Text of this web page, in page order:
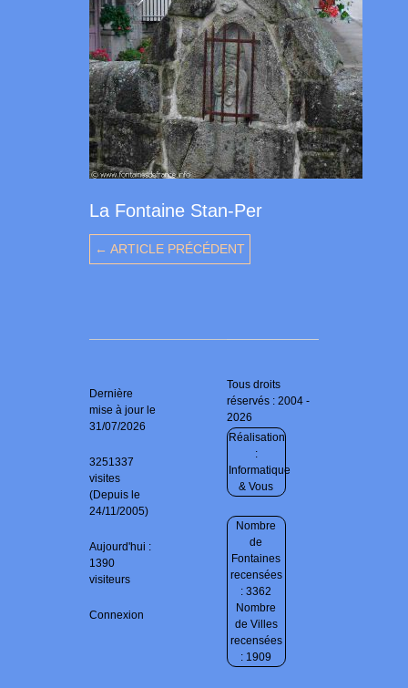
La Fontaine Stan-Per
← ARTICLE PRÉCÉDENT
Dernière
mise à jour le
31/07/2026
3251337
visites
(Depuis le
24/11/2005)
Aujourd'hui :
1390
visiteurs
Connexion
Tous droits
réservés : 2004 -
2026
Réalisation
:
Informatique
& Vous
Nombre
de
Fontaines
recensées
: 3362
Nombre
de Villes
recensées
: 1909